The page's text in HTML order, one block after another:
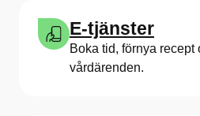
E-tjänster
Boka tid, förnya
vårdärenden.